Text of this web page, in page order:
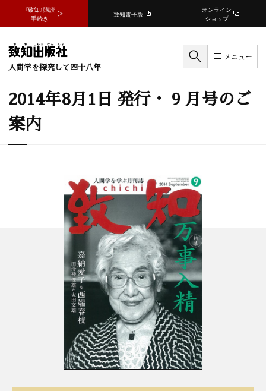
『致知』購読
手続き
致知電子版
オンライン
ショップ
人間学を探究して四十八年
メニュー
2014年8月1日 発行・ 9 月号のご
案内